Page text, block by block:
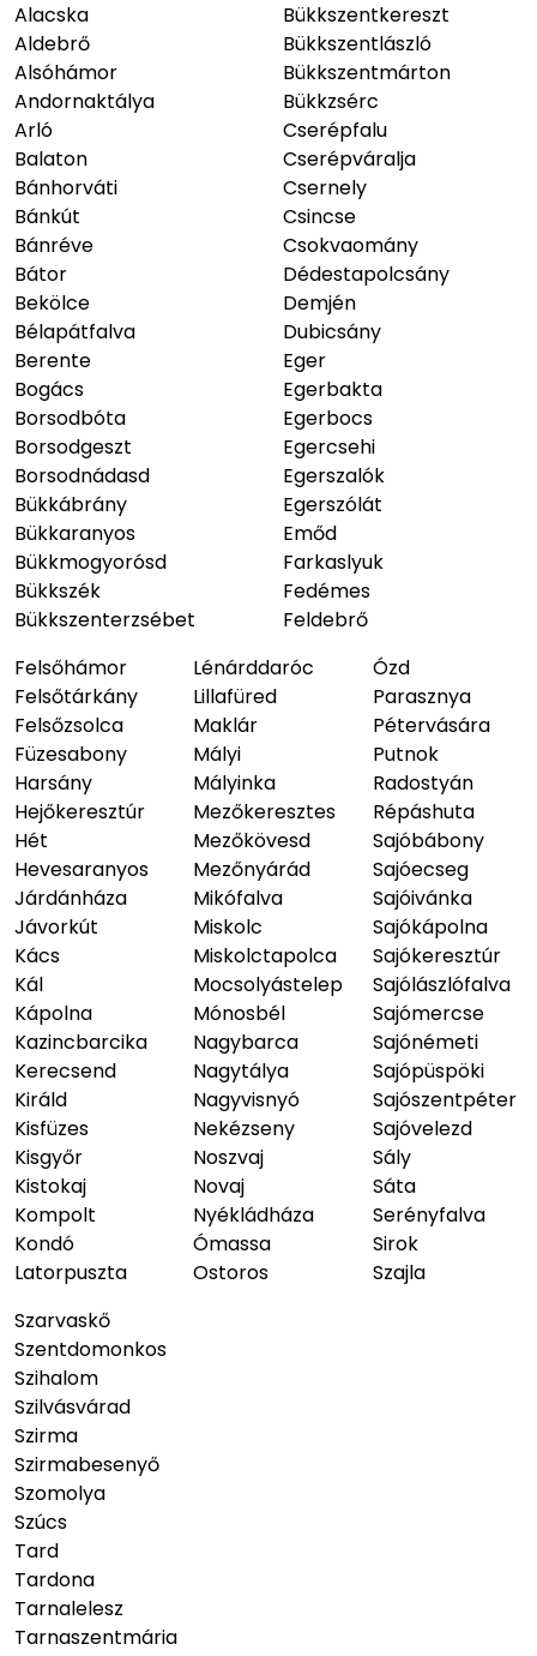
Alacska
Aldebrő
Alsóhámor
Andornaktálya
Arló
Balaton
Bánhorváti
Bánkút
Bánréve
Bátor
Bekölce
Bélapátfalva
Berente
Bogács
Borsodbóta
Borsodgeszt
Borsodnádasd
Bükkábrány
Bükkaranyos
Bükkmogyorósd
Bükkszék
Bükkszenterzsébet
Bükkszentkereszt
Bükkszentlászló
Bükkszentmárton
Bükkzsérc
Cserépfalu
Cserépváralja
Csernely
Csincse
Csokvaomány
Dédestapolcsány
Demjén
Dubicsány
Eger
Egerbakta
Egerbocs
Egercsehi
Egerszalók
Egerszólát
Emőd
Farkaslyuk
Fedémes
Feldebrő
Felsőhámor
Felsőtárkány
Felsőzsolca
Füzesabony
Harsány
Hejőkeresztúr
Hét
Hevesaranyos
Járdánháza
Jávorkút
Kács
Kál
Kápolna
Kazincbarcika
Kerecsend
Királd
Kisfüzes
Kisgyőr
Kistokaj
Kompolt
Kondó
Latorpuszta
Lénárddaróc
Lillafüred
Maklár
Mályi
Mályinka
Mezőkeresztes
Mezőkövesd
Mezőnyárád
Mikófalva
Miskolc
Miskolctapolca
Mocsolyástelep
Mónosbél
Nagybarca
Nagytálya
Nagyvisnyó
Nekézseny
Noszvaj
Novaj
Nyékládháza
Ómassa
Ostoros
Ózd
Parasznya
Pétervására
Putnok
Radostyán
Répáshuta
Sajóbábony
Sajóecseg
Sajóivánka
Sajókápolna
Sajókeresztúr
Sajólászlófalva
Sajómercse
Sajónémeti
Sajópüspöki
Sajószentpéter
Sajóvelezd
Sály
Sáta
Serényfalva
Sirok
Szajla
Szarvaskő
Szentdomonkos
Szihalom
Szilvásvárad
Szirma
Szirmabesenyő
Szomolya
Szúcs
Tard
Tardona
Tarnalelesz
Tarnaszentmária